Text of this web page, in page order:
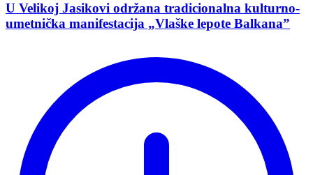
U Velikoj Jasikovi održana tradicionalna kulturno-
umetnička manifestacija „Vlaške lepote Balkana”